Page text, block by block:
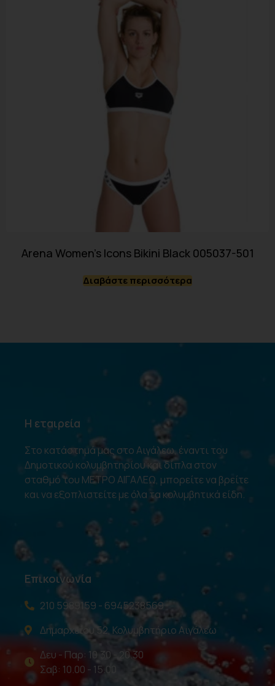
Arena Women’s Icons Bikini Black 005037-501
Διαβάστε περισσότερα
Η εταιρεία
Στο κατάστημά μας στο Αιγάλεω, έναντι του
Δημοτικού κολυμβητηρίου και δίπλα στον
σταθμό του ΜΕΤΡΟ ΑΙΓΑΛΕΩ, μπορείτε να βρείτε
και να εξοπλιστείτε με όλα τα κολυμβητικά είδη.
Επικοινωνία
210 5989159 - 6945238569
Δημαρχείου 52, Κολυμβητήριο Αιγάλεω
Δευ - Παρ: 10.30 - 20.30
Σαβ: 10.00 - 15.00